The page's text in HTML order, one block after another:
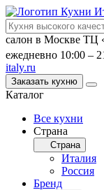
салон в Москве ТЦ
ежедневно 10:00 –
italy.ru
Заказать кухню
Каталог
Все кухни
Страна
Страна
Италия
Россия
Бренд